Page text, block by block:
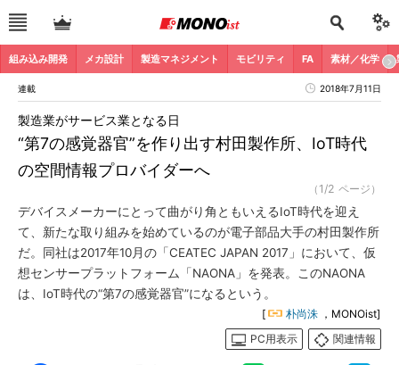
組み込み開発 メカ設計 製造マネジメント モビリティ FA 素材／化学
連載 2018年7月11日
“第7の感覚器官”を作り出す村田製作所、IoT時代
の空間情報プロバイダーへ
製造業がサービス業となる日
（1/2 ページ）
デバイスメーカーにとって曲がり角ともいえるIoT時代を迎え
て、新たな取り組みを始めているのが電子部品大手の村田製作所
だ。同社は2017年10月の「CEATEC JAPAN 2017」において、仮
想センサープラットフォーム「NAONA」を発表。このNAONA
は、IoT時代の“第7の感覚器官”になるという。
[ 朴尚洙 ，MONOist]
PC用表示
関連情報